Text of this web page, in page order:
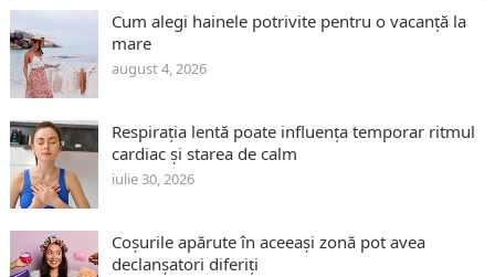
Cum alegi hainele potrivite pentru o vacanță la
mare
august 4, 2026
Respirația lentă poate influența temporar ritmul
cardiac și starea de calm
iulie 30, 2026
Coșurile apărute în aceeași zonă pot avea
declanșatori diferiți